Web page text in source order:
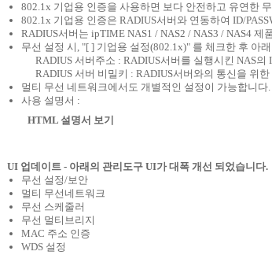
802.1x 기업용 인증을 사용하면 보다 안전하고 유연한
802.1x 기업용 인증은 RADIUS서버와 연동하여 ID/
RADIUS서버는 ipTIME NAS1 / NAS2 / NAS3 / NAS4
무선 설정 시, "[ ] 기업용 설정(802.1x)" 를 체크한 후 아
RADIUS 서버주소 : RADIUS서버를 실행시킨 NAS의
RADIUS 서버 비밀키 : RADIUS서버와의 통신을 위
멀티 무선 네트워크에서도 개별적인 설정이 가능합니다.
사용 설명서 :
HTML 설명서 보기
UI 업데이트 - 아래의 관리도구 UI가 대폭 개선 되었습니다.
무선 설정/보안
멀티 무선네트워크
무선 스케줄러
무선 멀티브리지
MAC 주소 인증
WDS 설정